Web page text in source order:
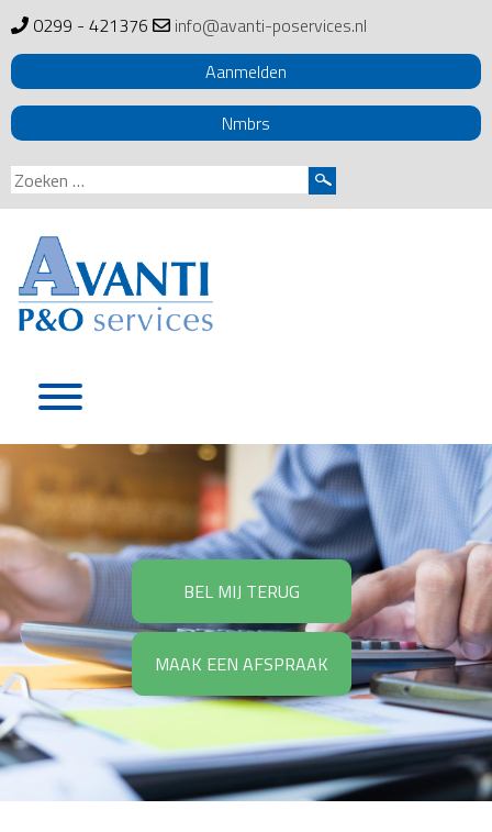
0299 - 421376
info@avanti-poservices.nl
Aanmelden
Nmbrs
Zoeken
naar:
BEL MIJ TERUG
MAAK EEN AFSPRAAK